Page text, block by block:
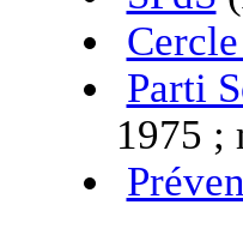
Parti
1975 ;